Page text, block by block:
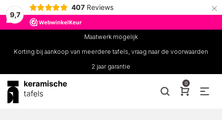
9,7
407 Reviews ×
Maatwerk mogelijk
Korting bij aankoop van meerdere tafels, vraag naar de voorwaarden
2 jaar garantie
0